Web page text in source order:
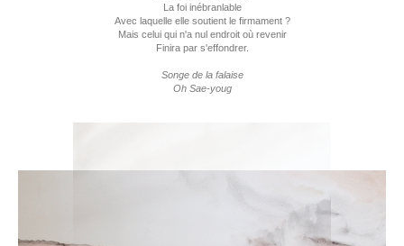
La foi inébranlable
Avec laquelle elle soutient le firmament ?
Mais celui qui n'a nul endroit où revenir
Finira par s'effondrer.
Songe de la falaise
Oh Sae-youg